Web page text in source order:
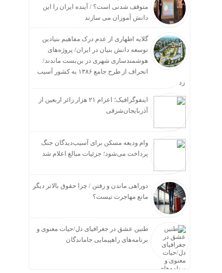
متوقف شدنی است؟ / آینده ایران را این
دانش آموزان می سازند
گلایه اطهاری از عدم درک مفاهیم بنیادین
توسعه دانش بنیان در ایران/ پروژه‌های
هوشمندسازی شهری در بن‌بست ماندند/
انحراف از طرح جامع ۱۳۸۶ به کشور آسیب
زد
اینفوگرافیک؛ اعزام ۲۱ هزار زائر اربعین از
آذربایجان‌شرقی
وام ودیعه مسکن برای آسیب‌دیدگان جنگ
پرداخت می‌شود؛ جزئیات مبالغ اعلام شد
دوراهی ماندن و رفتن / چرا حقوق بالاتر دیگر
مانع مهاجرت نیست؟
طنین عشق در جغرافیای دل/حیات معنوی و
برنامه‌های راهپیمایی جاماندگان